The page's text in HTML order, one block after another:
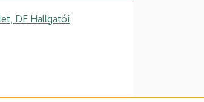
DE Hallgatói